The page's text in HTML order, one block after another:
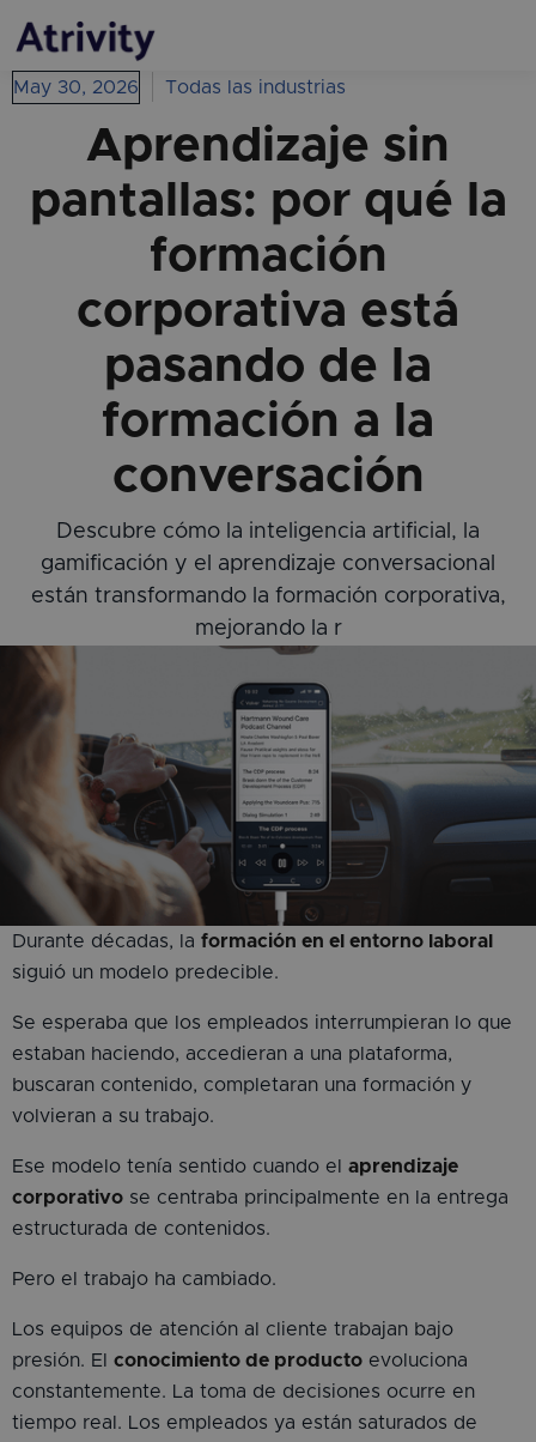
May 30, 2026 Todas las industrias
Aprendizaje sin
pantallas: por qué la
formación
corporativa está
pasando de la
formación a la
conversación
Descubre cómo la inteligencia artificial, la
gamificación y el aprendizaje conversacional
están transformando la formación corporativa,
mejorando la r
Durante décadas, la formación en el entorno laboral
siguió un modelo predecible.
Se esperaba que los empleados interrumpieran lo que
estaban haciendo, accedieran a una plataforma,
buscaran contenido, completaran una formación y
volvieran a su trabajo.
Ese modelo tenía sentido cuando el aprendizaje
corporativo se centraba principalmente en la entrega
estructurada de contenidos.
Pero el trabajo ha cambiado.
Los equipos de atención al cliente trabajan bajo
presión. El conocimiento de producto evoluciona
constantemente. La toma de decisiones ocurre en
tiempo real. Los empleados ya están saturados de